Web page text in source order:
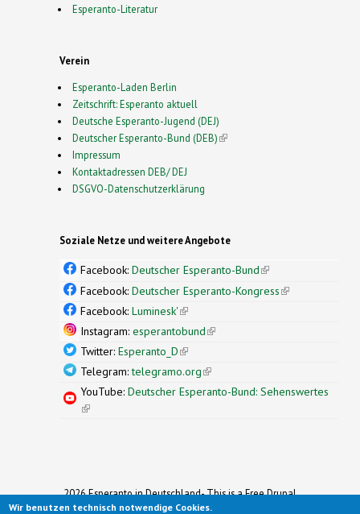
Esperanto-Literatur
Verein
Esperanto-Laden Berlin
Zeitschrift: Esperanto aktuell
Deutsche Esperanto-Jugend (DEJ)
Deutscher Esperanto-Bund (DEB)(link is external)
Impressum
Kontaktadressen DEB/ DEJ
DSGVO-Datenschutzerklärung
Soziale Netze und weitere Angebote
Facebook: Deutscher Esperanto-Bund(link is
external)
Facebook: Deutscher Esperanto-Kongress(link is
Facebook: Luminesk'(link is external)
Instagram: esperantobund(link is external)
Twitter: Esperanto_D(link is external)
Telegram:telegramo.org(link is external)
YouTube: Deutscher Esperanto-Bund: Sehenswertes
(link is external)
2026 Esperanto in Deutschland- This is a Free Drupal
Theme
Wir benutzen technisch notwendige Cookies.